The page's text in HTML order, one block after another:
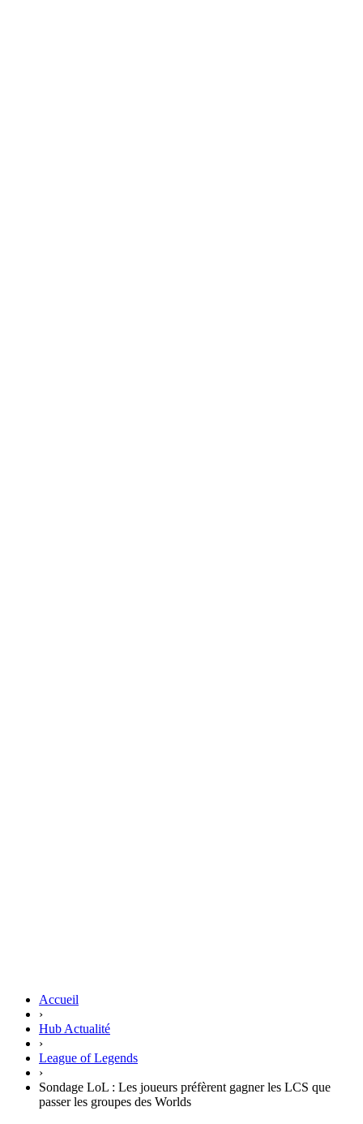
Accueil
›
Hub Actualité
›
League of Legends
›
Sondage LoL : Les joueurs préfèrent gagner les LCS que
passer les groupes des Worlds